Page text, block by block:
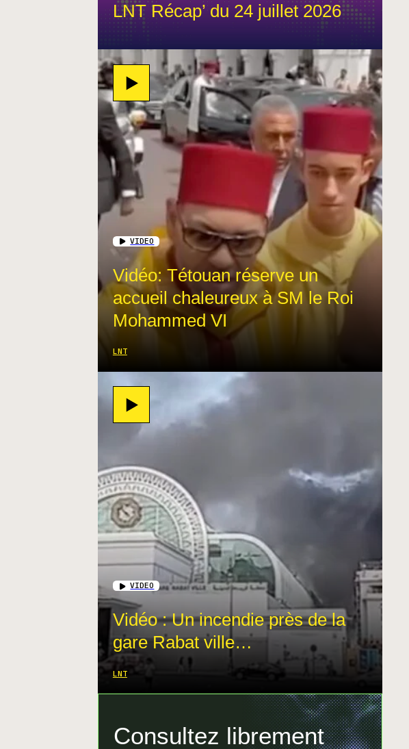
LNT Récap’ du 24 juillet 2026
VIDEO
Vidéo: Tétouan réserve un
accueil chaleureux à SM le Roi
Mohammed VI
LNT
VIDEO
Vidéo : Un incendie près de la
gare Rabat ville…
LNT
Consultez librement